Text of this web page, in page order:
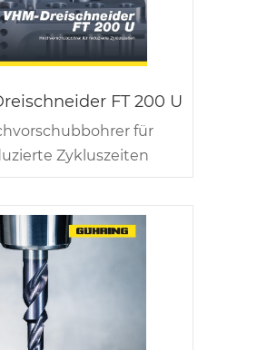
FT 200 U
für
Zykluszeiten